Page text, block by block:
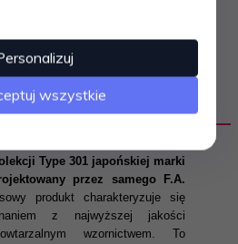
Type 301 japońskiej marki
przez samego F.A.
produkt charakteryzuje się
z najwyższej jakości
wzornictwem. To
wszystkie